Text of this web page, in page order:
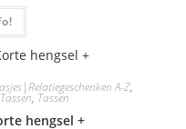
A-Z,
Tassen, Tassen
hengsel +